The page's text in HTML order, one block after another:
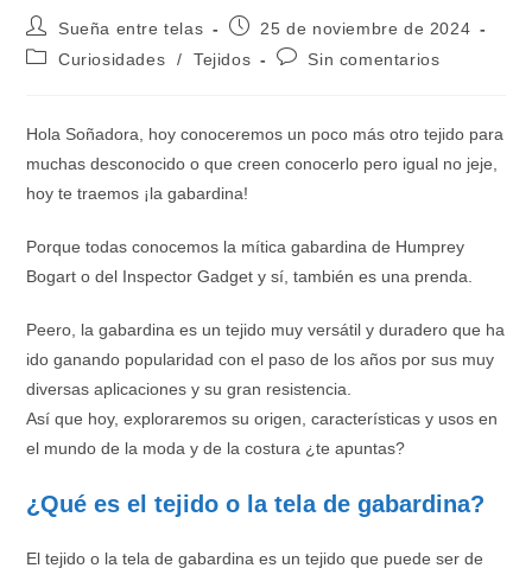
Autor
de
la
Sueña entre telas
Publicación
la
25 de noviembre de 2024
Categoría
entrada:
Curiosidades / Tejidos
Comentarios
Sin comentarios
Hola Soñadora, hoy conoceremos un poco más otro tejido para
muchas desconocido o que creen conocerlo pero igual no jeje,
hoy te traemos ¡la gabardina!
Porque todas conocemos la mítica gabardina de Humprey
Bogart o del Inspector Gadget y sí, también es una prenda.
Peero, la gabardina es un tejido muy versátil y duradero que ha
ido ganando popularidad con el paso de los años por sus muy
diversas aplicaciones y su gran resistencia.
Así que hoy, exploraremos su origen, características y usos en
el mundo de la moda y de la costura ¿te apuntas?
¿Qué es el tejido o la tela de gabardina?
El tejido o la tela de gabardina es un tejido que puede ser de